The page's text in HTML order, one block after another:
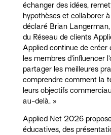
échanger des idées,
hypothèses et collaborer
déclaré Brian
du Réseau de clients
Applied continue de créer
les membres d’influencer
partager les meilleures
comprendre comment la
leurs objectifs
au-delà. »
Applied Net 2026
éducatives, des